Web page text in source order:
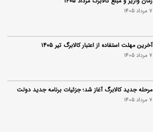
7 مرداد 1405
آخرین مهلت استفاده از اعتبار کالابرگ تیر ۱۴۰۵
7 مرداد 1405
مرحله جدید کالابرگ آغاز شد؛ جزئیات برنامه جدید دولت
7 مرداد 1405